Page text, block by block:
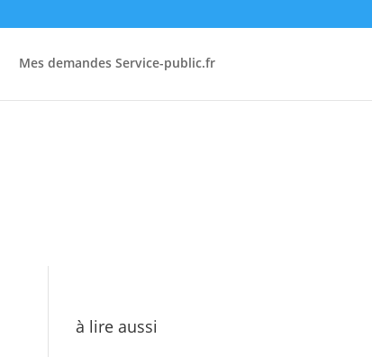
Mes demandes Service-public.fr
à lire aussi